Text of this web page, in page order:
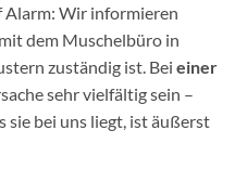
Wir informieren
dem Muschelbüro in
zuständig ist. Bei einer
sehr vielfältig sein –
sie bei uns liegt, ist äußerst